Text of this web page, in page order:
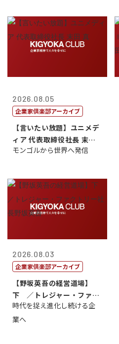
2026.08.05
企業家倶楽部アーカイブ
【言いたい放題】ユニメデ
ィア 代表取締役社長 末田
真
モンゴルから世界へ発信
2026.08.03
企業家倶楽部アーカイブ
【野坂英吾の経営道場】
下 ／トレジャー・ファク
トリー社長野坂...
時代を捉え進化し続ける企
業へ